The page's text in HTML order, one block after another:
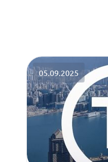
05.09.2025